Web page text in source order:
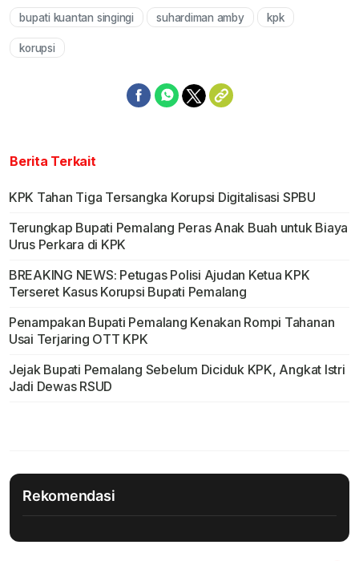
Mute
bupati kuantan singingi suhardiman amby kpk
korupsi
Berita Terkait
KPK Tahan Tiga Tersangka Korupsi Digitalisasi SPBU
Terungkap Bupati Pemalang Peras Anak Buah untuk Biaya
Urus Perkara di KPK
BREAKING NEWS: Petugas Polisi Ajudan Ketua KPK
Terseret Kasus Korupsi Bupati Pemalang
Penampakan Bupati Pemalang Kenakan Rompi Tahanan
Usai Terjaring OTT KPK
Jejak Bupati Pemalang Sebelum Diciduk KPK, Angkat Istri
Jadi Dewas RSUD
Rekomendasi